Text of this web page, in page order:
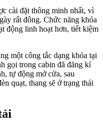
cài đặt thông minh nhất, vì
rất đông. Chức năng khóa
động linh hoạt hơn, tiết kiệm
một công tắc dạng khóa tại
gọi trong cabin đã đăng kí
tự động mở cửa, sau
quạt, thang sẽ ở trạng thái